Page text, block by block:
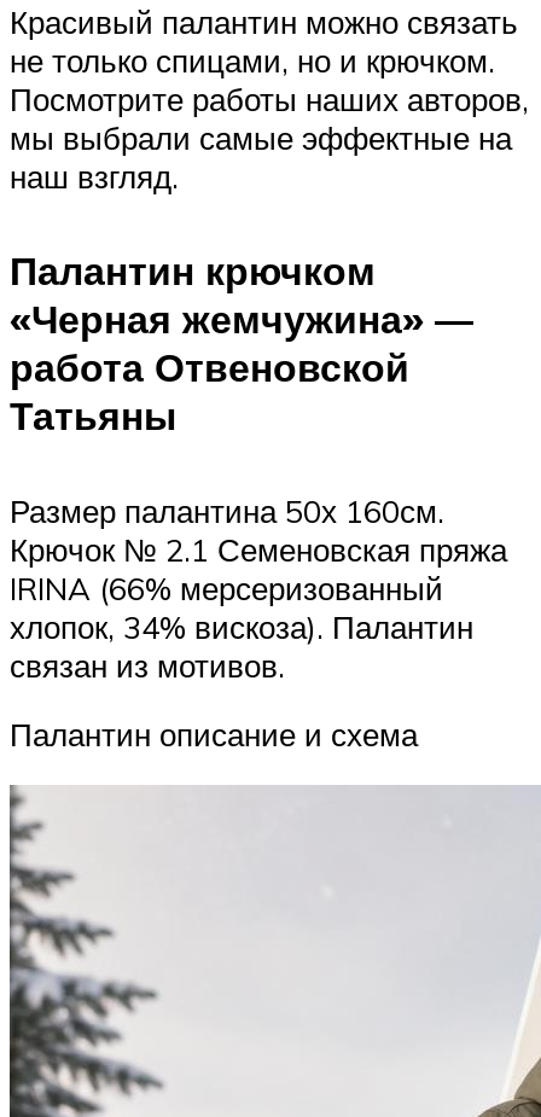
Красивый палантин можно связать
не только спицами, но и крючком.
Посмотрите работы наших авторов,
мы выбрали самые эффектные на
наш взгляд.
Палантин крючком
«Черная жемчужина» —
работа Отвеновской
Татьяны
Размер палантина 50х 160см.
Крючок № 2.1 Семеновская пряжа
IRINA (66% мерсеризованный
хлопок, 34% вискоза). Палантин
связан из мотивов.
Палантин описание и схема